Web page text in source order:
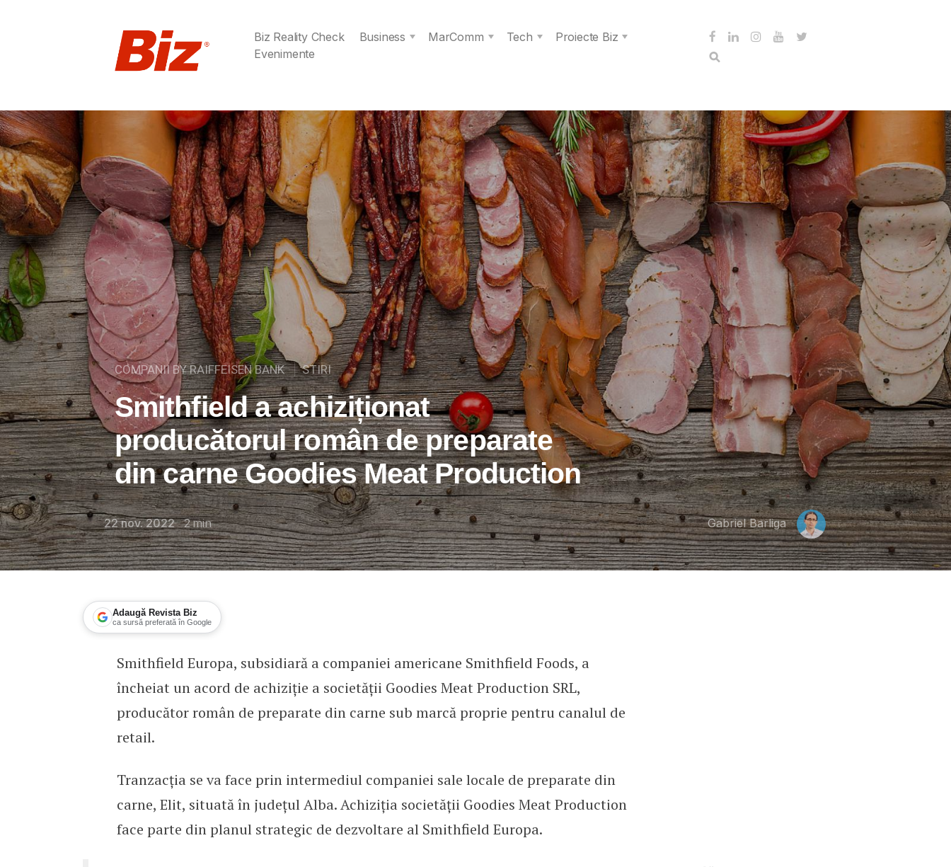
Biz Reality Check Business MarComm Tech
Proiecte Biz
Evenimente
COMPANII BY RAIFFEISEN BANK STIRI
Smithfield a achiziționat
producătorul român de preparate
din carne Goodies Meat Production
22 nov. 2022 2min Gabriel Barliga
Adaugă Revista Biz
ca sursă preferată în Google
Smithfield a achiziționat producătorul român de preparate din carne Goodies Meat
Smithfield Europa, subsidiară a companiei americane Smithfield Foods, a
încheiat un acord de achiziție a societății Goodies Meat Production SRL,
producător român de preparate din carne sub marcă proprie pentru canalul de
retail.
Tranzacția se va face prin intermediul companiei sale locale de preparate din
carne, Elit, situată în județul Alba. Achiziția societății Goodies Meat Production
face parte din planul strategic de dezvoltare al Smithfield Europa.